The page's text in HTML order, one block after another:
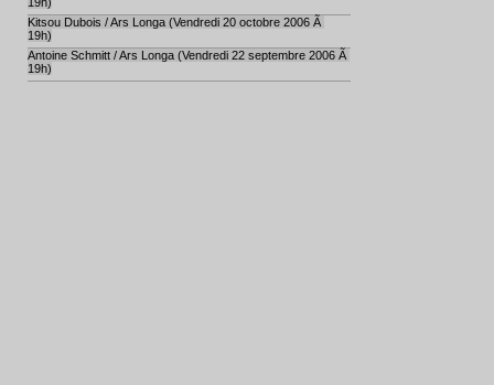
Kitsou Dubois / Ars Longa (Vendredi 20 octobre 2006 Ã
19h)
Antoine Schmitt / Ars Longa (Vendredi 22 septembre 2006 Ã
19h)